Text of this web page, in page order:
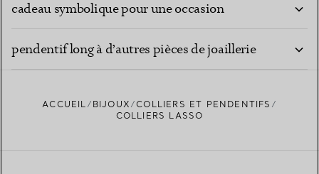
cadeau symbolique pour une occasion
Comment puis-je superposer un collier à
pendentif long à d’autres pièces de joaillerie
ACCUEIL BIJOUX
COLLIERS ET PENDENTIFS
COLLIERS LASSO